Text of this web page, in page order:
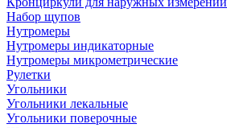
Набор щупов
Нутромеры
Нутромеры индикаторные
Нутромеры микрометрические
Рулетки
Угольники
Угольники лекальные
Угольники поверочные